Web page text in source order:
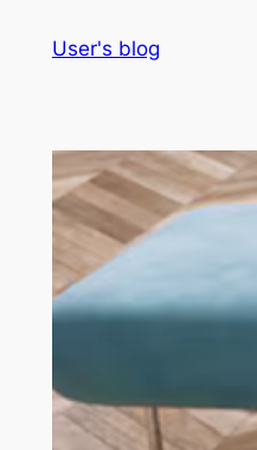
User's blog